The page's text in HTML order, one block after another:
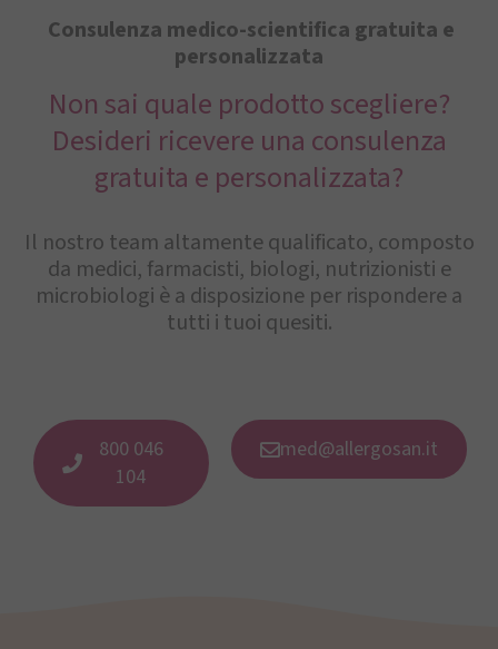
Consulenza medico-scientifica gratuita e
personalizzata
Non sai quale prodotto scegliere?
Desideri ricevere una consulenza
gratuita e personalizzata?
Il nostro team altamente qualificato, composto
da medici, farmacisti, biologi, nutrizionisti e
microbiologi è a disposizione per rispondere a
tutti i tuoi quesiti.
800 046
104
med@allergosan.it